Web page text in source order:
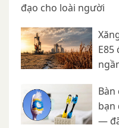
đạo cho loài người
E85
Bàn
bạn
—